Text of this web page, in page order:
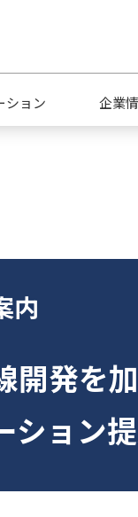
ション 企業
内
開発を
ション